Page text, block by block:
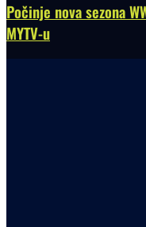
Počinje nova sezona
MYTV-u